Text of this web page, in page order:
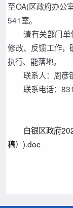
至OA(区政府办公
541室。
请有关部门
修改、反馈工作
执行、能落地。
联系人：周彦
联系电话：
白银区政府
稿）).doc